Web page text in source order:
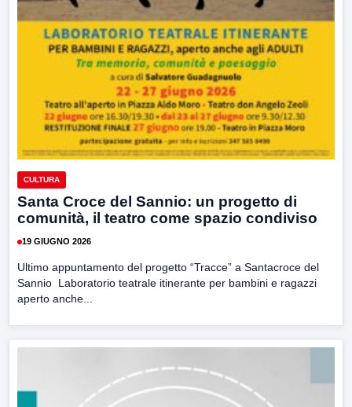
CULTURA
Santa Croce del Sannio: un progetto di
comunità, il teatro come spazio condiviso
19 GIUGNO 2026
Ultimo appuntamento del progetto “Tracce” a Santacroce del
Sannio Laboratorio teatrale itinerante per bambini e ragazzi
aperto anche...